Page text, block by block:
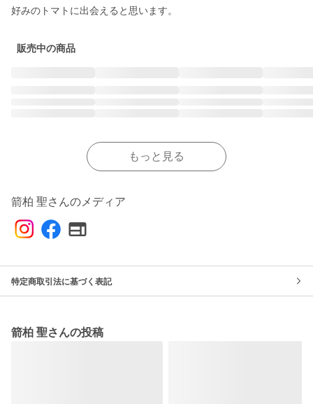
好みのトマトに出会えると思います。
販売中の商品
もっと見る
箭柏 聖さんのメディア
特定商取引法に基づく表記
箭柏 聖さんの投稿